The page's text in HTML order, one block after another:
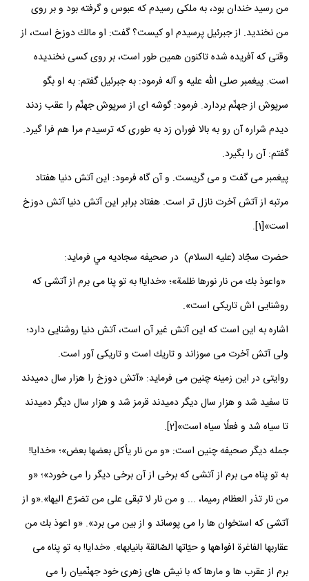
من رسيد خندان بود، به ملكى رسيدم كه عبوس و گرفته بود و بر روى
من نخنديد. از جبرئيل پرسيدم او كيست؟ گفت: او مالك دوزخ است، از
وقتى كه آفريده شده تاكنون همين طور است، بر روى كسى نخنديده
است. پيغمبر صلى الله عليه و آله فرمود: به جبرئيل گفتم: به او بگو
سرپوش از جهنّم بردارد. فرمود: گوشه‏ اى از سرپوش جهنّم را عقب زدند
ديدم شراره آن رو به بالا فوران زد به طورى كه ترسيدم مرا هم فرا گيرد.
گفتم: آن را بگيرد.
پيغمبر مى‏ گفت و مى‏ گريست. و آن گاه فرمود: اين آتش دنيا هفتاد
مرتبه از آتش آخرت نازل‏ تر است. هفتاد برابر اين آتش دنيا آتش دوزخ
است»[1].
حضرت سجّاد (عليه السلام) در صحيفه سجاديه مي فرمايد:
«واعوذ بك من نار نورها ظلمة»؛ «خدايا! به تو پنا مى ‏برم از آتشى كه
روشنايى ‏اش تاريكى است».
اشاره به اين است كه اين آتش غير آن است، آتش دنيا روشنايى دارد؛
ولى آتش آخرت مى ‏سوزاند و تاريك است و تاريكى آور است.
روايتى در اين زمينه چنين مى ‏فرمايد: «آتش دوزخ را هزار سال دميدند
تا سفيد شد و هزار سال ديگر دميدند قرمز شد و هزار سال ديگر دميدند
تا سياه شد و فعلًا سياه است»[2].
جمله ديگر صحيفه چنين است: «و من نار يأكل بعضها بعض»؛ «خدايا!
به تو پناه مى ‏برم از آتشى كه برخى از آن برخى ديگر را مى‏ خورد»؛ «و
من نار تذر العظام رميما، ... و من نار لا تبقى على من تضرّع اليها».«و از
آتشى كه استخوان ها را مى ‏پوساند و از بين مى ‏برد». «و اعوذ بك من
عقاربها الفاغرة افواهها و حيّاتها الصّالقة بانيابها». «خدايا! به تو پناه مى‏
برم از عقرب ها و مارها كه با نيش ‏هاى زهرى خود جهنّميان را مى